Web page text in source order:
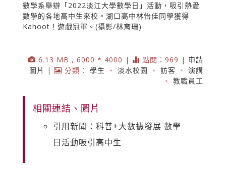
數學系舉辦「2022淡江大學數學日」活動，吸引熱愛
數學的各地高中生來校。湖口高中林怡佳同學獲得
Kahoot！遊戲冠軍。(攝影/林育珊)
6.13 MB , 6000 * 4000 | 點閱：969 | 申請
圖片
| 分類： 學生 、 淡水校園 、 訪客 、 演講
、 教職員工
相關連結、圖片
引用新聞：科普+大數據發展 數學
日活動吸引高中生